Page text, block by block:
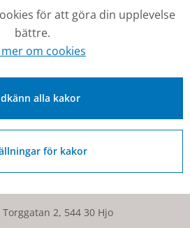
2, 544 30 Hjo
för att göra din upplevelse
bättre.
mer om cookies
alla kakor
för kakor